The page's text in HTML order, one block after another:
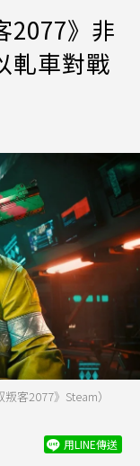
2077》非
軋車對戰
客2077》Steam）
用LINE傳送